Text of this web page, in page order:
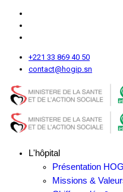
+221 33 869 40 50
contact@hogip.sn
L'hôpital
Présentation
Missions &